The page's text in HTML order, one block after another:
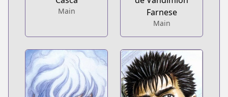
Main
Farnese
Main